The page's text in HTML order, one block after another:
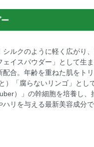
ルクのように軽く広がり
イスパウダー」として生
合。年齢を重ねた肌をト
）「腐らないリンゴ」とし
）」の幹細胞を培養し
リを与える最新美容成分で